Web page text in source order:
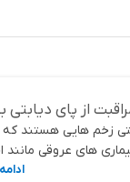
از پای
زخم هایی هستند
های عروقی